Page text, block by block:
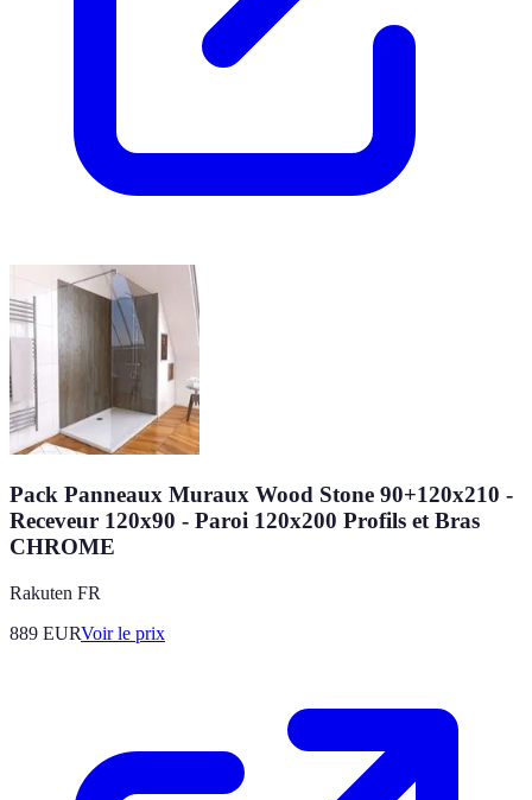
Pack Panneaux Muraux Wood Stone 90+120x210 -
Receveur 120x90 - Paroi 120x200 Profils et Bras
CHROME
Rakuten FR
889 EURVoir le prix